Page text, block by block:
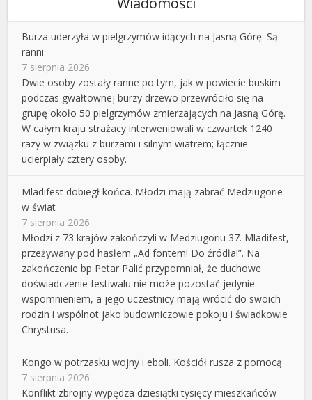
Burza uderzyła w pielgrzymów idących na Jasną Górę. Są
ranni
7 sierpnia 2026
Dwie osoby zostały ranne po tym, jak w powiecie buskim
podczas gwałtownej burzy drzewo przewróciło się na
grupę około 50 pielgrzymów zmierzających na Jasną Górę.
W całym kraju strażacy interweniowali w czwartek 1240
razy w związku z burzami i silnym wiatrem; łącznie
ucierpiały cztery osoby.
Mladifest dobiegł końca. Młodzi mają zabrać Medziugorie
w świat
7 sierpnia 2026
Młodzi z 73 krajów zakończyli w Medziugoriu 37. Mladifest,
przeżywany pod hasłem „Ad fontem! Do źródła!”. Na
zakończenie bp Petar Palić przypomniał, że duchowe
doświadczenie festiwalu nie może pozostać jedynie
wspomnieniem, a jego uczestnicy mają wrócić do swoich
rodzin i wspólnot jako budowniczowie pokoju i świadkowie
Chrystusa.
Kongo w potrzasku wojny i eboli. Kościół rusza z pomocą
7 sierpnia 2026
Konflikt zbrojny wypędza dziesiątki tysięcy mieszkańców